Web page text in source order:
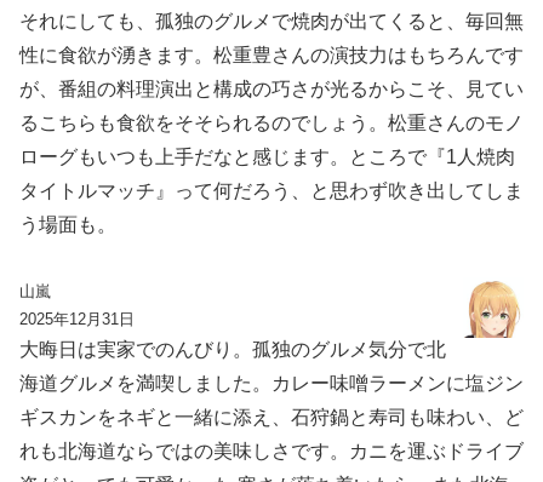
それにしても、孤独のグルメで焼肉が出てくると、毎回無
性に食欲が湧きます。松重豊さんの演技力はもちろんです
が、番組の料理演出と構成の巧さが光るからこそ、見てい
るこちらも食欲をそそられるのでしょう。松重さんのモノ
ローグもいつも上手だなと感じます。ところで『1人焼肉
タイトルマッチ』って何だろう、と思わず吹き出してしま
う場面も。
山嵐
2025年12月31日
大晦日は実家でのんびり。孤独のグルメ気分で北
海道グルメを満喫しました。カレー味噌ラーメンに塩ジン
ギスカンをネギと一緒に添え、石狩鍋と寿司も味わい、ど
れも北海道ならではの美味しさです。カニを運ぶドライブ